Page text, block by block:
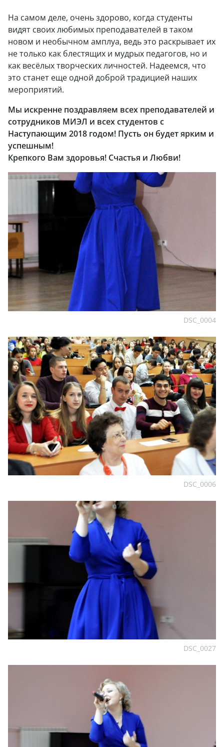
На самом деле, очень здорово, когда студенты
видят своих любимых преподавателей в таком
новом и необычном амплуа, ведь это раскрывает их
не только как блестящих и мудрых педагогов, но и
как весёлых творческих личностей. Надеемся, что
это станет еще одной доброй традицией наших
мероприятий.
Мы искренне поздравляем всех преподавателей и
сотрудников МИЭЛ и всех студентов с
Наступающим 2018 годом! Пусть он будет ярким и
успешным!
Крепкого Вам здоровья! Счастья и Любви!
DSC_0004
DSC_0006
DSC_0027